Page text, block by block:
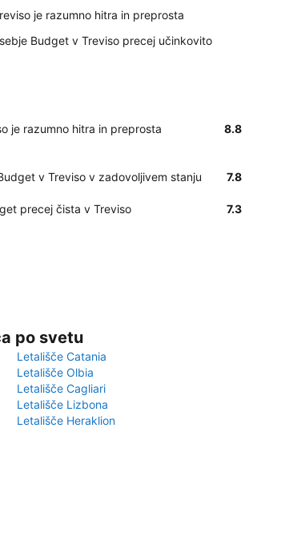
je razumno hitra in preprosta
Budget v Treviso precej učinkovito
je razumno hitra in preprosta 8.8
v Treviso v zadovoljivem stanju 7.8
precej čista v Treviso 7.3
po svetu
Letališče Catania
Letališče Olbia
Letališče Cagliari
Letališče Lizbona
Letališče Heraklion